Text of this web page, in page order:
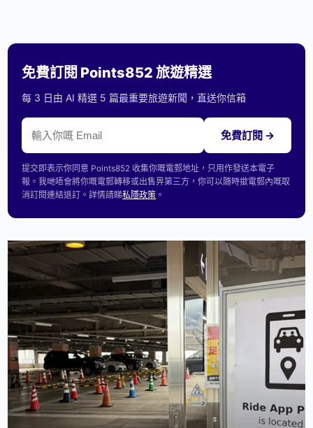
免費訂閱 Points852 旅遊精選
每 3 日由 AI 精選 5 篇最重要旅遊新聞，直送你信箱
免費訂閱 →
提交即表示你同意 Points852 收集你嘅電郵地址，只用作發送本電子
報。我哋唔會將你嘅電郵轉移或出售畀第三方，你可以隨時撳電郵內嘅取
消訂閱連結退訂。詳情請睇私隱政策 。